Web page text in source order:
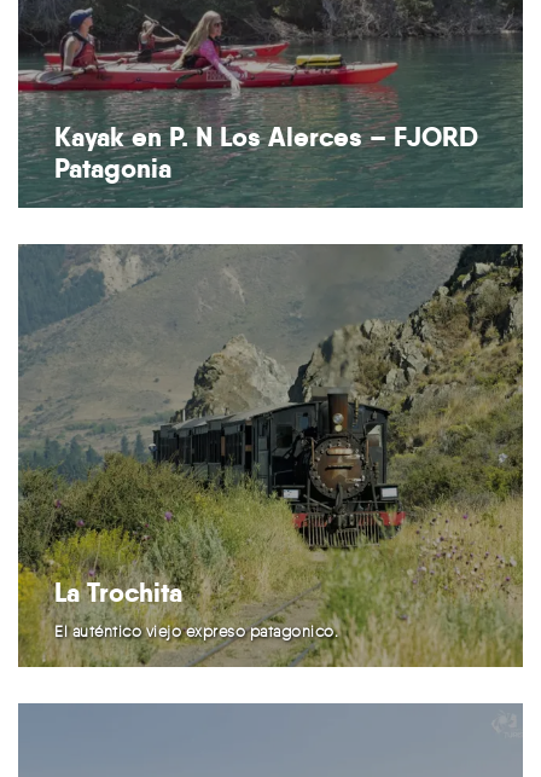
Kayak en P. N Los Alerces – FJORD
Patagonia
La Trochita
El auténtico viejo expreso patagónico.